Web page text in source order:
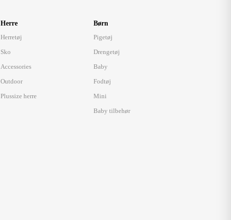
Herre
Herretøj
Sko
Accessories
Outdoor
Plussize herre
Børn
Pigetøj
Drengetøj
Baby
Fodtøj
Mini
Baby tilbehør